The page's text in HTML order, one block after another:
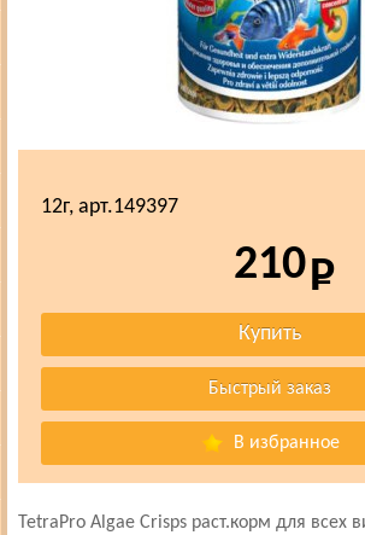
12г, арт.149397
210
В избранное
TetraPro Algae Crisps раст.корм для всех